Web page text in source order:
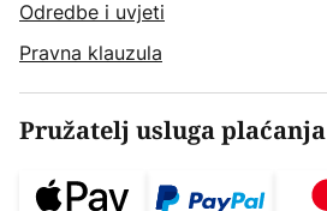
Odredbe i uvjeti
Pravna klauzula
Pružatelj usluga plaćanja